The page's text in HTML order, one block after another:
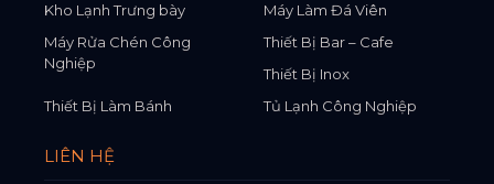
Kho Lạnh Trưng bày
Máy Làm Đá Viên
Máy Rửa Chén Công
Nghiệp
Thiết Bị Bar – Cafe
Thiết Bị Inox
Thiết Bị Làm Bánh
Tủ Lạnh Công Nghiệp
LIÊN HỆ